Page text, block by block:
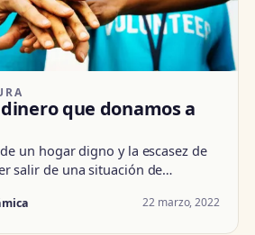
que donamos a
un hogar digno y la escasez de
salir de una situación de…
22 marzo, 2022